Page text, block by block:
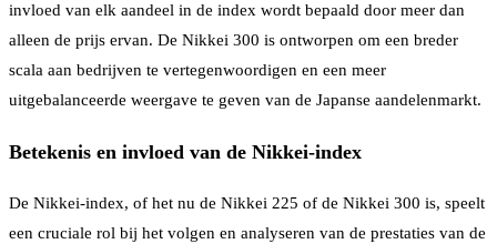
invloed van elk aandeel in de index wordt bepaald door meer dan
alleen de prijs ervan. De Nikkei 300 is ontworpen om een breder
scala aan bedrijven te vertegenwoordigen en een meer
uitgebalanceerde weergave te geven van de Japanse aandelenmarkt.
Betekenis en invloed van de Nikkei-index
De Nikkei-index, of het nu de Nikkei 225 of de Nikkei 300 is, speelt
een cruciale rol bij het volgen en analyseren van de prestaties van de